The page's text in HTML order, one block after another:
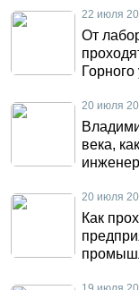
22 июля
От
Горного
20 июля
века,
20 июля
Как